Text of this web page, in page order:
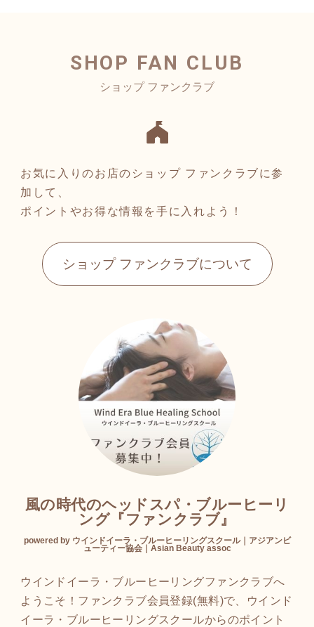
SHOP FAN CLUB
お気に入りのお店のショップ ファンクラブに参
加して、
ポイントやお得な情報を手に入れよう！
ショップ ファンクラブについて
風の時代のヘッドスパ・ブルーヒーリ
ング『ファンクラブ』
powered by ウインドイーラ・ブルーヒーリングスクール｜アジアンビ
ューティー協会｜Asian Beauty assoc
ウインドイーラ・ブルーヒーリングファンクラブへ
ようこそ！ファンクラブ会員登録(無料)で、ウインド
イーラ・ブルーヒーリングスクールからのポイント